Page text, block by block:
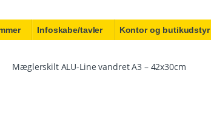
Infoskabe/tavler Kontor og butikudstyr
Mæglerskilt ALU-Line vandret A3 – 42x30cm